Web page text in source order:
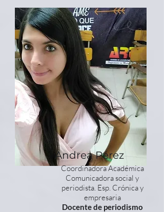
Andrea Pérez
Coordinadora Académica
Comunicadora social y
periodista. Esp. Crónica y
empresaria
Docente de periodismo